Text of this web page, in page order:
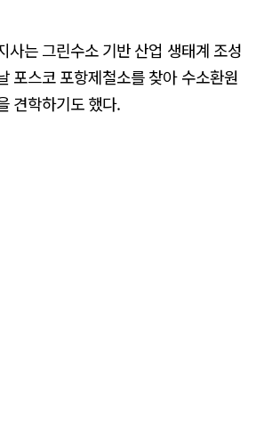
사는 그린수소 기반 산업 생태계 조성
포스코 포항제철소를 찾아 수소환원
견학하기도 했다.